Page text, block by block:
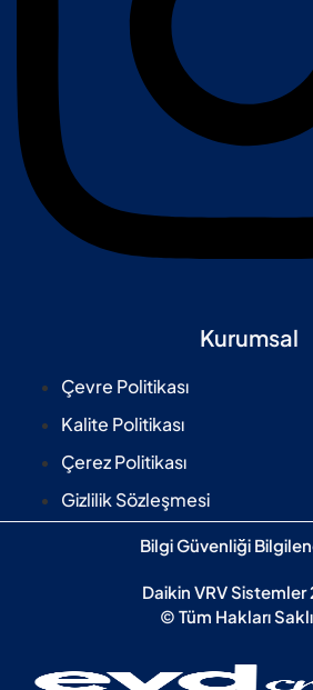
Kurumsal
Çevre Politikası
Kalite Politikası
Çerez Politikası
Gizlilik Sözleşmesi
Bilgi Güvenliği
Daikin VRV Sistemler
© Tüm Hakları